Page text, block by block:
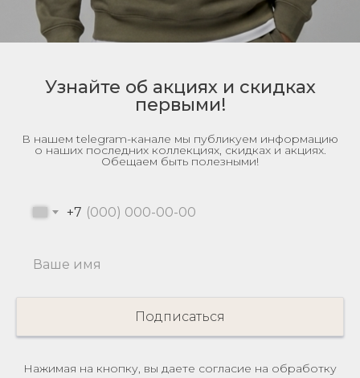
Узнайте об акциях и скидках
первыми!
В нашем telegram-канале мы публикуем информацию
о наших последних коллекциях, скидках и акциях.
Обещаем быть полезными!
+7
Подписаться
Нажимая на кнопку, вы даете согласие на обработку